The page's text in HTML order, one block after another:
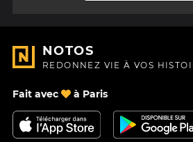
NOTOS
REDONNEZ VIE À VOS
Fait avec à Paris